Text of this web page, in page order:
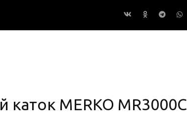
MERKO MR3000C